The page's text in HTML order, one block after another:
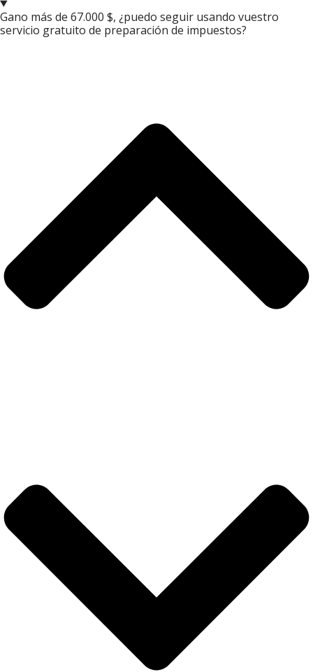
Gano más de 67.000 $, ¿puedo seguir usando vuestro
servicio gratuito de preparación de impuestos?